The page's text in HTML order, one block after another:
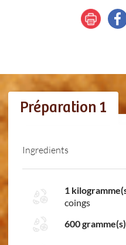
Préparation 1
Ingredients
1
coings
600 gramme(s)